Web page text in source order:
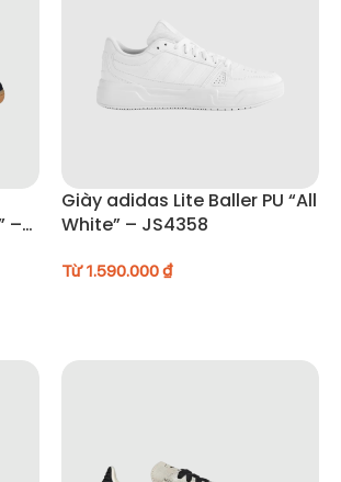
–
Giày adidas Lite Baller PU “All
White” – JS4358
Từ1.590.000₫